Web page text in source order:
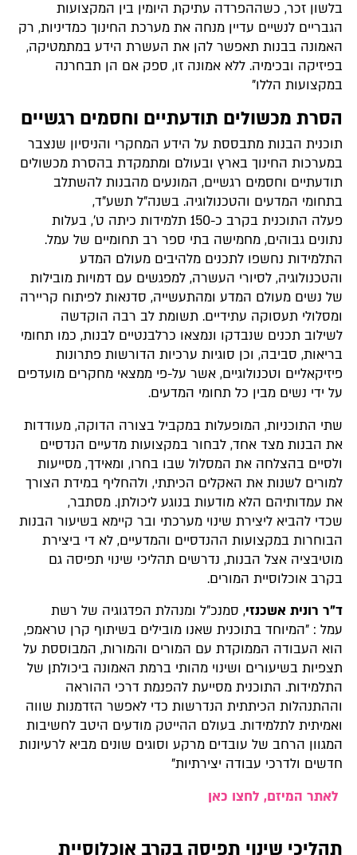
בלשון זכר, כשההפרדה עתיקת היומין בין המקצועות
הגבריים לנשיים עדיין מנחה את מערכת החינוך כמדיניות, רק
האמונה בבנות תאפשר להן את העשרת הידע במתמטיקה,
בפיזיקה ובכימיה. ללא אמונה זו, ספק אם הן תבחרנה
במקצועות הללו"
הסרת מכשולים תודעתיים וחסמים רגשיים
תוכנית הבנות מתבססת על הידע המחקרי והניסיון שנצבר
במערכות החינוך בארץ ובעולם ומתמקדת בהסרת מכשולים
תודעתיים וחסמים רגשיים, המונעים מהבנות להשתלב
בתחומי המדעים והטכנולוגיה. בשנה"ל תשע"ד,
פעלה התוכנית בקרב כ-150 תלמידות כיתה ט', בעלות
נתונים גבוהים, מחמישה בתי ספר רב תחומיים של עמל.
התלמידות נחשפו לתכנים מלהיבים מעולם המדע
והטכנולוגיה, לסיורי העשרה, למפגשים עם דמויות מובילות
של נשים מעולם המדע ומהתעשייה, סדנאות לפיתוח קריירה
ומסלולי תעסוקה עתידיים. תשומת לב רבה הוקדשה
לשילוב תכנים שנבדקו ונמצאו כרלבנטיים לבנות, כמו תחומי
בריאות, סביבה, וכן סוגיות ערכיות הדורשות פתרונות
פיזיקאליים וטכנולוגיים, אשר על-פי ממצאי מחקרים מועדפים
על ידי נשים מבין כל תחומי המדעים.
שתי התוכניות, המופעלות במקביל בצורה הדוקה, מעודדות
את הבנות מצד אחד, לבחור במקצועות מדעיים הנדסיים
ולסיים בהצלחה את המסלול שבו בחרו, ומאידך, מסייעות
למורים לשנות את האקלים הכיתתי, ולהחליף במידת הצורך
את עמדותיהם הלא מודעות בנוגע ליכולתן. מסתבר,
שכדי להביא ליצירת שינוי מערכתי ובר קיימא בשיעור הבנות
הבוחרות במקצועות ההנדסיים והמדעיים, לא די ביצירת
מוטיבציה אצל הבנות, נדרשים תהליכי שינוי תפיסה גם
בקרב אוכלוסיית המורים.
ד"ר רונית אשכנזי, סמנכ"ל ומנהלת הפדגוגיה של רשת
עמל : "המיוחד בתוכנית שאנו מובילים בשיתוף קרן טראמפ,
הוא העבודה הממוקדת עם המורים והמורות, המבוססת על
תצפיות בשיעורים ושינוי מהותי ברמת האמונה ביכולתן של
התלמידות. התוכנית מסייעת להפנמת דרכי ההוראה
וההתנהלות הכיתתית הנדרשות כדי לאפשר הזדמנות שווה
ואמיתית לתלמידות. בעולם ההייטק מודעים היטב לחשיבות
המגוון הרחב של עובדים מרקע וסוגים שונים מביא לרעיונות
חדשים ולדרכי עבודה יצירתיות"
לאתר המיזם, לחצו כאן
תהליכי שינוי תפיסה בקרב אוכלוסיית